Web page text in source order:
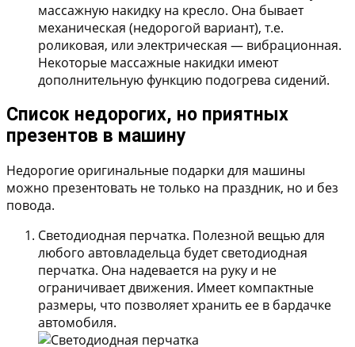
массажную накидку на кресло. Она бывает
механическая (недорогой вариант), т.е.
роликовая, или электрическая — вибрационная.
Некоторые массажные накидки имеют
дополнительную функцию подогрева сидений.
Список недорогих, но приятных
презентов в машину
Недорогие оригинальные подарки для машины
можно презентовать не только на праздник, но и без
повода.
Светодиодная перчатка. Полезной вещью для
любого автовладельца будет светодиодная
перчатка. Она надевается на руку и не
ограничивает движения. Имеет компактные
размеры, что позволяет хранить ее в бардачке
автомобиля.